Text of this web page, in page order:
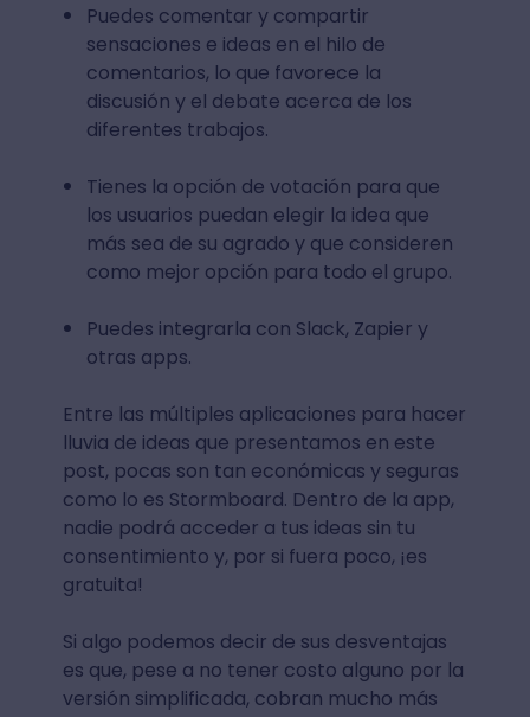
Puedes comentar y compartir
sensaciones e ideas en el hilo de
comentarios, lo que favorece la
discusión y el debate acerca de los
diferentes trabajos.
Tienes la opción de votación para que
los usuarios puedan elegir la idea que
más sea de su agrado y que consideren
como mejor opción para todo el grupo.
Puedes integrarla con Slack, Zapier y
otras apps.
Entre las múltiples aplicaciones para hacer
lluvia de ideas que presentamos en este
post, pocas son tan económicas y seguras
como lo es Stormboard. Dentro de la app,
nadie podrá acceder a tus ideas sin tu
consentimiento y, por si fuera poco, ¡es
gratuita!
Si algo podemos decir de sus desventajas
es que, pese a no tener costo alguno por la
versión simplificada, cobran mucho más